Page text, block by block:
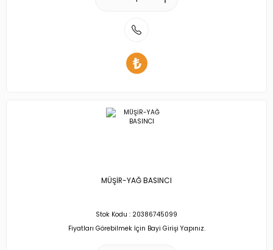
MÜŞİR-YAĞ BASINCI
Stok Kodu : 20386745099
Fiyatları Görebilmek İçin Bayi Girişi Yapınız.